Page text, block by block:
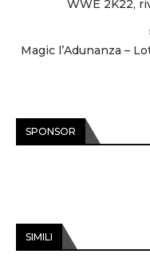
WWE 2K22,
Magic l’Adunanza –
SPONSOR
SIMILI